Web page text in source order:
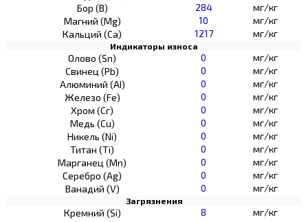
Бор (В)
284
мг/кг
Магний (Mg)
10
мг/кг
Кальций (Са)
1217 мг/кг
Индикаторы износа
Олово (Sn) 0
мг/кг
Свинец (Pb)
0
мг/кг
Алюминий (AI)
0
мг/кг
Железо (Fe)
0
мг/кг
Хром (Сг)
0
мг/кг
Медь (Cu)
0
мг/кг
Никель (Ni)
0
мг/кг
Титан (Ti)
0
мг/кг
Марганец (Mn)
0
мг/кг
Серебро (Ag)
0
мг/кг
Ванадий (V)
0 мг/кг
Загрязнения
Кремний (Si) 8
мг/кг